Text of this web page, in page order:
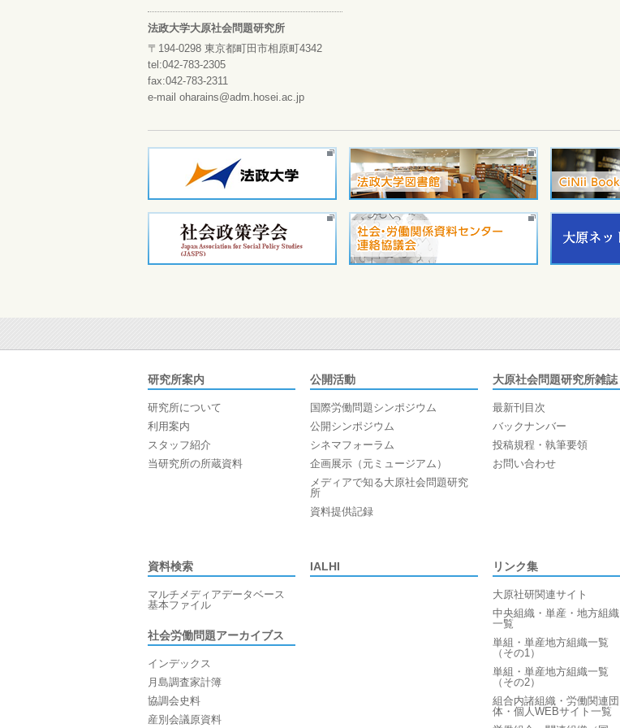
法政大学大原社会問題研究所
〒194-0298 東京都町田市相原町4342
tel:042-783-2305
fax:042-783-2311
e-mail oharains@adm.hosei.ac.jp
研究所案内
研究所について
利用案内
スタッフ紹介
当研究所の所蔵資料
公開活動
国際労働問題シンポジウム
公開シンポジウム
シネマフォーラム
企画展示（元ミュージアム）
メディアで知る大原社会問題研究
所
資料提供記録
大原社会問題研究所雑誌
最新刊目次
バックナンバー
投稿規程・執筆要領
お問い合わせ
資料検索
マルチメディアデータベース
基本ファイル
社会労働問題アーカイブス
インデックス
月島調査家計簿
協調会史料
産別会議原資料
IALHI リンク集
大原社研関連サイト
中央組織・単産・地方組織
一覧
単組・単産地方組織一覧
（その1）
単組・単産地方組織一覧
（その2）
組合内諸組織・労働関連団
体・個人WEBサイト一覧